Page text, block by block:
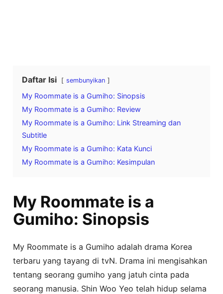
Daftar Isi sembunyikan
My Roommate is a Gumiho: Sinopsis
My Roommate is a Gumiho: Review
My Roommate is a Gumiho: Link Streaming dan
Subtitle
My Roommate is a Gumiho: Kata Kunci
My Roommate is a Gumiho: Kesimpulan
My Roommate is a
Gumiho: Sinopsis
My Roommate is a Gumiho adalah drama Korea
terbaru yang tayang di tvN. Drama ini mengisahkan
tentang seorang gumiho yang jatuh cinta pada
seorang manusia. Shin Woo Yeo telah hidup selama